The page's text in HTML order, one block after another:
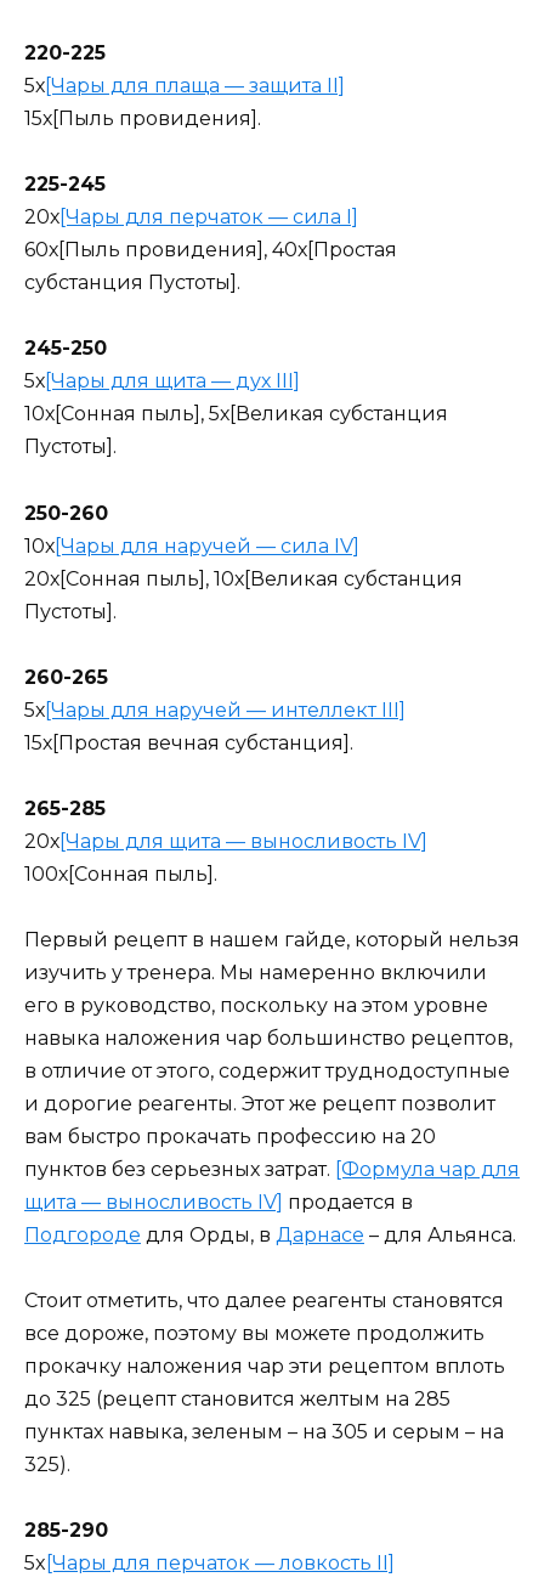
220-225
5х[Чары для плаща — защита II]
15х[Пыль провидения].
225-245
20х[Чары для перчаток — сила I]
60х[Пыль провидения], 40х[Простая
субстанция Пустоты].
245-250
5х [Чары для щита — дух III]
10х[Сонная пыль], 5х[Великая субстанция
Пустоты].
250-260
10х[Чары для наручей — сила IV]
20х[Сонная пыль], 10х[Великая субстанция
Пустоты].
260-265
5х[Чары для наручей — интеллект III]
15х[Простая вечная субстанция].
265-285
20х[Чары для щита — выносливость IV]
100х[Сонная пыль].
Первый рецепт в нашем гайде, который нельзя
изучить у тренера. Мы намеренно включили
его в руководство, поскольку на этом уровне
навыка наложения чар большинство рецептов,
в отличие от этого, содержит труднодоступные
и дорогие реагенты. Этот же рецепт позволит
вам быстро прокачать профессию на 20
пунктов без серьезных затрат. [Формула чар для
щита — выносливость IV] продается в
Подгороде для Орды, в Дарнасе – для Альянса.
Стоит отметить, что далее реагенты становятся
все дороже, поэтому вы можете продолжить
прокачку наложения чар эти рецептом вплоть
до 325 (рецепт становится желтым на 285
пунктах навыка, зеленым – на 305 и серым – на
325).
285-290
5x [Чары для перчаток — ловкость II]